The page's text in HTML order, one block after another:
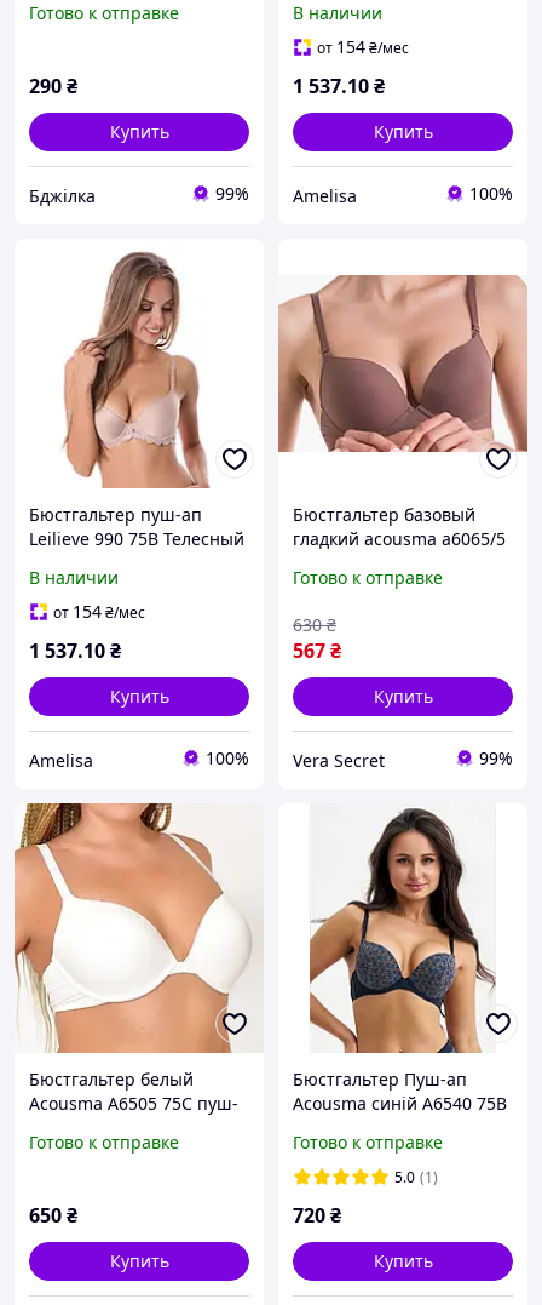
Готово к отправке
290₴
Купить
Бджілка 99%
В наличии
от 154₴/мес
1 537.10₴
Купить
Amelisa 100%
Бюстгальтер пуш-ап
Leilieve 990 75B Телесный
В наличии
от 154₴/мес
1 537.10₴
Купить
Amelisa 100%
Бюстгальтер базовый
гладкий acousma a6065/5
Готово к отправке
567₴
630 ₴
Купить
Vera Secret 99%
Бюстгальтер белый
Acousma A6505 75C пуш-
Готово к отправке
650₴
Купить
Бюстгальтер Пуш-ап
Acousma синій A6540 75B
Готово к отправке
5.0 (1)
720₴
Купить